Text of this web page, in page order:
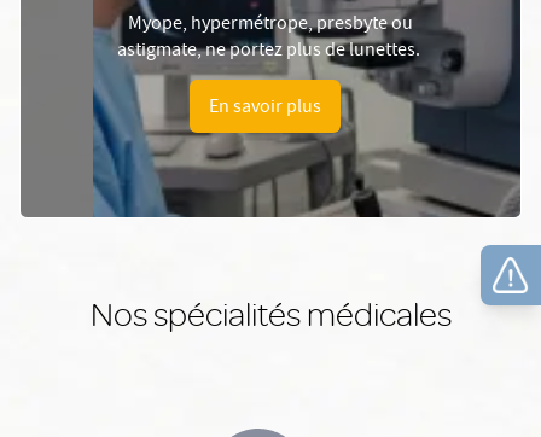
Myope, hypermétrope, presbyte ou
astigmate, ne portez plus de lunettes.
En savoir plus
Nos spécialités médicales